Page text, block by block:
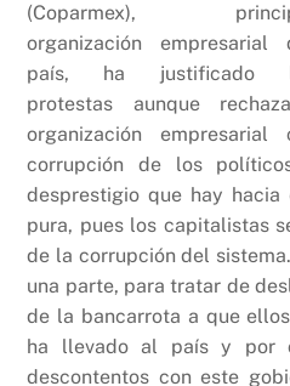
(Coparmex),
organización empresarial
país, ha justificado
protestas aunque
organización
corrupción de los
desprestigio que hay hacia
pura, pues los capitalistas
de la corrupción del
una parte, para tratar de
de la bancarrota a que
ha llevado al país y por
descontentos con este